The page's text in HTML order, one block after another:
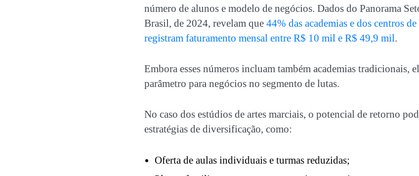
número de alunos e modelo de negócios. Dados do Panorama
Brasil, de 2024, revelam que 44% das academias e dos centros
registram faturamento mensal entre R$ 10 mil e R$ 49,9 mil.
Embora esses números incluam também academias tradicionais,
parâmetro para negócios no segmento de lutas.
No caso dos estúdios de artes marciais, o potencial de retorno
estratégias de diversificação, como:
Oferta de aulas individuais e turmas reduzidas;